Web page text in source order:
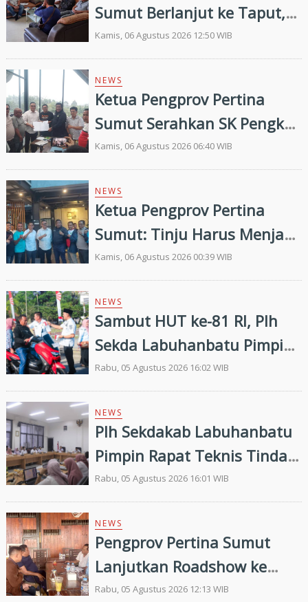
Sumut Berlanjut ke Taput,
Pengkab Siap Dukung
Pembinaan dan Targetkan
Prestasi di Porprovsu 2026
Kamis, 06 Agustus 2026 12:50 WIB
NEWS
Ketua Pengprov Pertina
Sumut Serahkan SK Pengkab
Pertina Madina Periode
2026–2030
Kamis, 06 Agustus 2026 06:40 WIB
NEWS
Ketua Pengprov Pertina
Sumut: Tinju Harus Menjadi
Jalan Membangun Masa
Depan Generasi Muda
Kamis, 06 Agustus 2026 00:39 WIB
NEWS
Sambut HUT ke-81 RI, Plh
Sekda Labuhanbatu Pimpin
Pembagian 300 Bendera
Merah Putih
Rabu, 05 Agustus 2026 16:02 WIB
NEWS
Plh Sekdakab Labuhanbatu
Pimpin Rapat Teknis Tindak
Lanjut Entry Meeting
Penilaian Kepatuhan
Pelayanan Publik Oleh
Ombudsman RI tahun 2026
Rabu, 05 Agustus 2026 16:01 WIB
NEWS
Pengprov Pertina Sumut
Lanjutkan Roadshow ke
Gunung Tua, Konsolidasi
Rabu, 05 Agustus 2026 12:13 WIB